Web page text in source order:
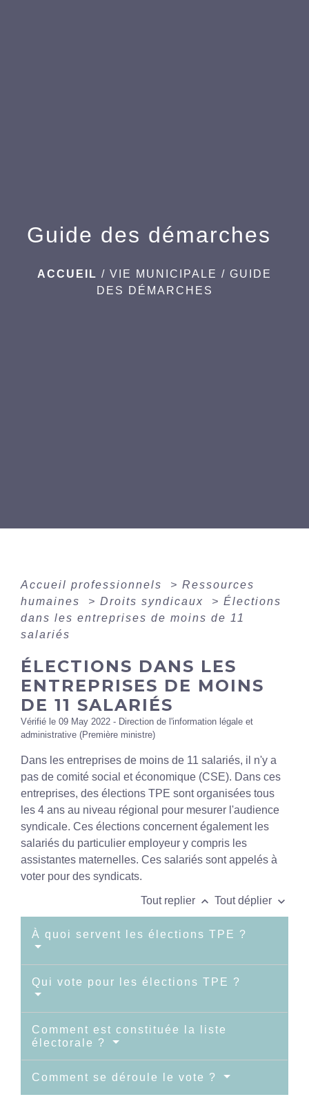
Guide des démarches
ACCUEIL / VIE MUNICIPALE / GUIDE
DES DÉMARCHES
Accueil professionnels > Ressources
humaines
> Droits syndicaux > Élections
dans les entreprises de moins de 11
salariés
ÉLECTIONS DANS LES
ENTREPRISES DE MOINS
DE 11 SALARIÉS
Vérifié le 09 May 2022 - Direction de l'information légale et
administrative (Première ministre)
Dans les entreprises de moins de 11 salariés, il n'y a
pas de comité social et économique (CSE). Dans ces
entreprises, des élections TPE sont organisées tous
les 4 ans au niveau régional pour mesurer l'audience
syndicale. Ces élections concernent également les
salariés du particulier employeur y compris les
assistantes maternelles. Ces salariés sont appelés à
voter pour des syndicats.
Tout replier keyboard_arrow_up Tout déplier keyboard_arrow_down
À quoi servent les élections TPE ?
Qui vote pour les élections TPE ?
Comment est constituée la liste
électorale ?
Comment se déroule le vote ?